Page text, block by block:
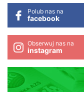
Polub nas na
facebook
Obserwuj nas na
instagram